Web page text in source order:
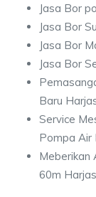
Jasa Bor
Jasa Bor
Jasa Bor
Jasa Bor
Baru
Service
Pompa Air
Meberikan
60m